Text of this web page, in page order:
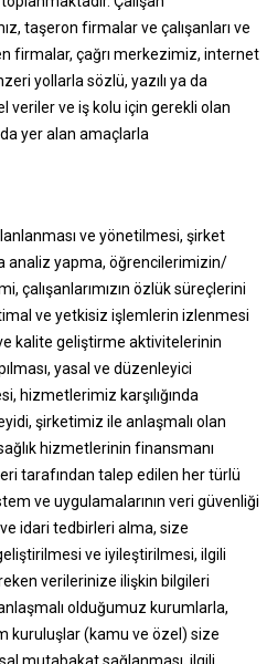
taşeron firmalar ve çalışanları ve
firmalar, çağrı merkezimiz, internet
yollarla sözlü, yazılı ya da
veriler ve iş kolu için gerekli olan
yer alan amaçlarla
ve yönetilmesi, şirket
analiz yapma, öğrencilerimizin/
çalışanlarımızın özlük süreçlerini
ve yetkisiz işlemlerin izlenmesi
kalite geliştirme aktivitelerinin
yasal ve düzenleyici
hizmetlerimiz karşılığında
şirketimiz ile anlaşmalı olan
hizmetlerinin finansmanı
tarafından talep edilen her türlü
ve uygulamalarının veri güvenliği
idari tedbirleri alma, size
ve iyileştirilmesi, ilgili
verilerinize ilişkin bilgileri
olduğumuz kurumlarla,
kuruluşlar (kamu ve özel) size